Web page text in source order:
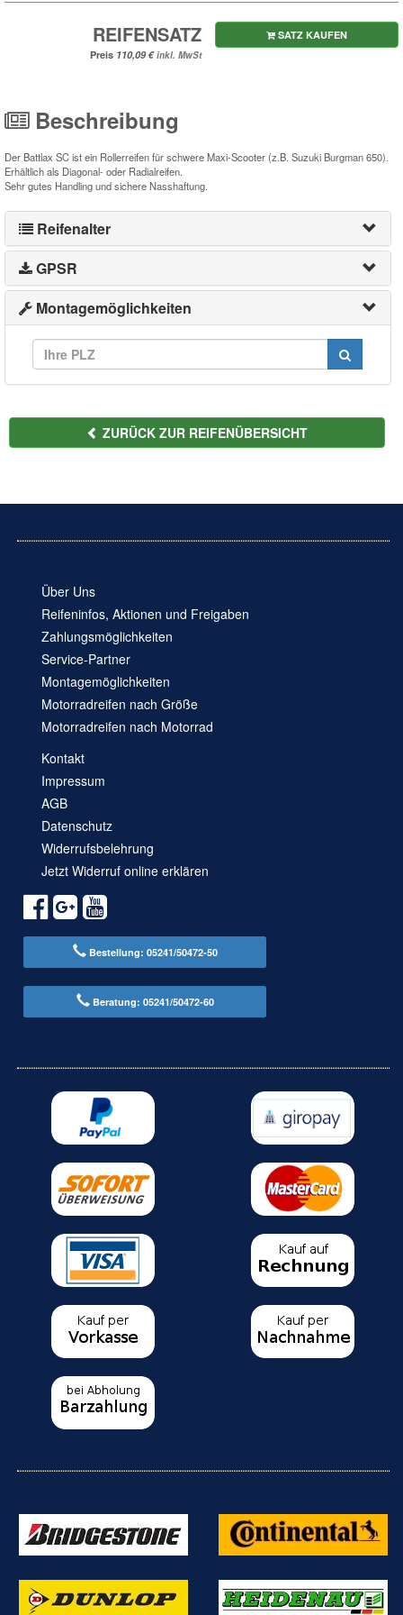
REIFENSATZ
Preis inkl. MwSt
SATZ KAUFEN
Beschreibung
Der Battlax SC ist ein Rollerreifen für schwere Maxi-Scooter (z.B. Suzuki Burgman 650).
Erhältlich als Diagonal- oder Radialreifen.
Sehr gutes Handling und sichere Nasshaftung.
Reifenalter
GPSR
Montagemöglichkeiten
ZURÜCK ZUR REIFENÜBERSICHT
Über Uns
Reifeninfos, Aktionen und Freigaben
Zahlungsmöglichkeiten
Service-Partner
Montagemöglichkeiten
Motorradreifen nach Größe
Motorradreifen nach Motorrad
Kontakt
Impressum
AGB
Datenschutz
Widerrufsbelehrung
Jetzt Widerruf online erklären
Bestellung: 05241/50472-50
Beratung: 05241/50472-60